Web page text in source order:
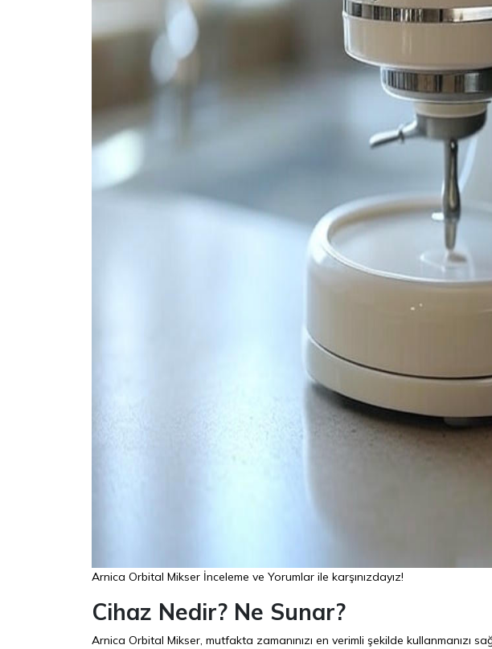
Arnica Orbital Mikser İnceleme ve Yorumlar ile karşınızdayız!
Cihaz Nedir? Ne Sunar?
Arnica Orbital Mikser, mutfakta zamanınızı en verimli şekilde kullanmanızı